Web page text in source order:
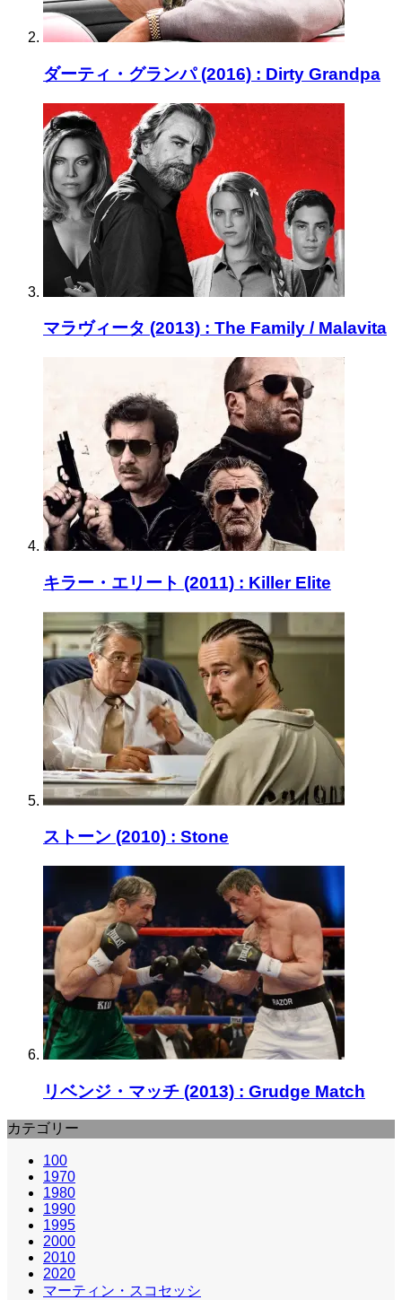
ダーティ・グランパ (2016) : Dirty Grandpa
マラヴィータ (2013) : The Family / Malavita
キラー・エリート (2011) : Killer Elite
ストーン (2010) : Stone
リベンジ・マッチ (2013) : Grudge Match
カテゴリー
100
1970
1980
1990
1995
2000
2010
2020
マーティン・スコセッシ